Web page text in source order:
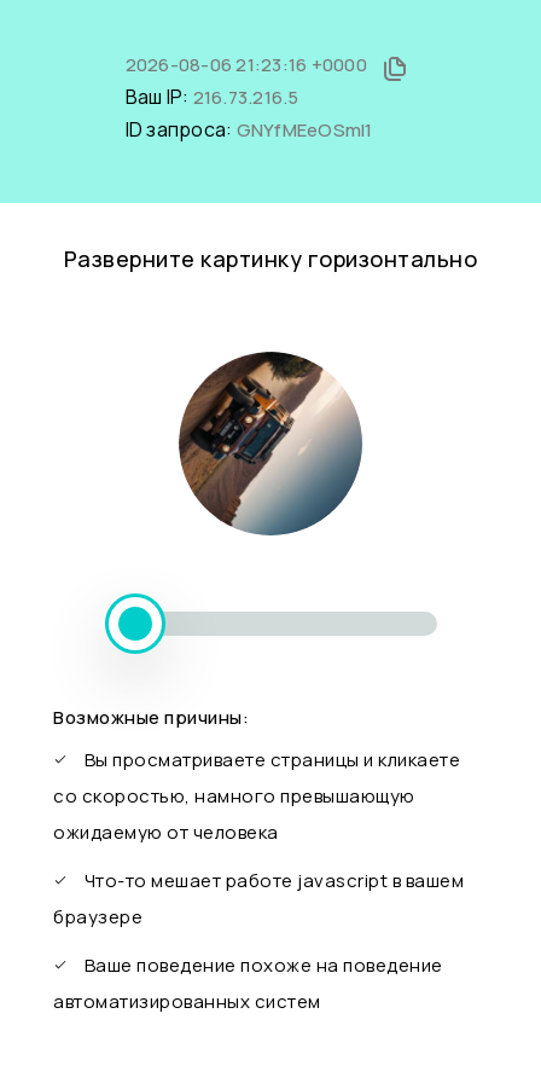
2026-08-06 21:23:16 +0000
Ваш IP: 216.73.216.5
ID запроса: GNYfMEeOSmI1
Разверните картинку горизонтально
Возможные причины:
Вы просматриваете страницы и кликаете
со скоростью, намного превышающую
ожидаемую от человека
Что-то мешает работе javascript в вашем
браузере
Ваше поведение похоже на поведение
автоматизированных систем